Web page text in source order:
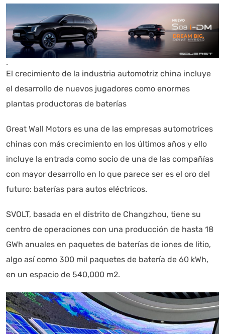
.
El crecimiento de la industria automotriz china incluye
el desarrollo de nuevos jugadores como enormes
plantas productoras de baterías
Great Wall Motors es una de las empresas automotrices
chinas con más crecimiento en los últimos años y ello
incluye la entrada como socio de una de las compañías
con mayor desarrollo en lo que parece ser es el oro del
futuro: baterías para autos eléctricos.
SVOLT, basada en el distrito de Changzhou, tiene su
centro de operaciones con una producción de hasta 18
GWh anuales en paquetes de baterías de iones de litio,
algo así como 300 mil paquetes de batería de 60 kWh,
en un espacio de 540,000 m2.